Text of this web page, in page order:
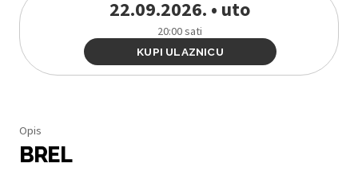
22.09.2026. • uto
20:00 sati
KUPI ULAZNICU
Opis
BREL